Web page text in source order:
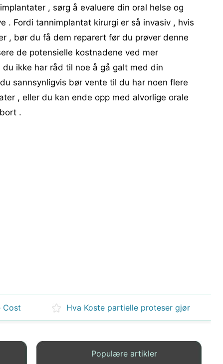
, sørg å evaluere din oral helse og
. Fordi tannimplantat kirurgi er så invasiv , hvis
, bør du få dem reparert før du prøver denne
de potensielle kostnadene ved mer
ikke har råd til noe å gå galt med din
sannsynligvis bør vente til du har noen flere
, eller du kan ende opp med alvorlige orale
.
Cost Hva Koste partielle proteser gjør
Populære artikler